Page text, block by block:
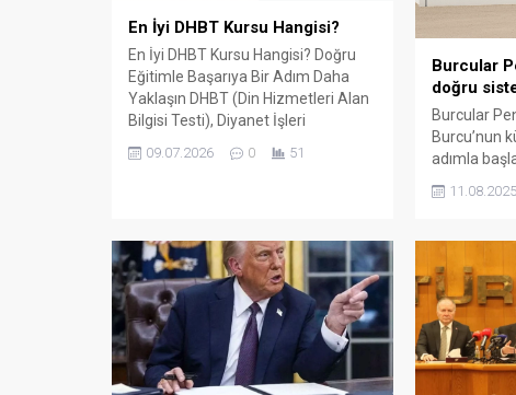
En İyi DHBT Kursu Hangisi?
En İyi DHBT Kursu Hangisi? Doğru
Eğitimle Başarıya Bir Adım Daha
Yaklaşın DHBT (Din Hizmetleri Alan
Bilgisi Testi), Diyanet İşleri
Başkanlığında görev almak isteyen
adaylar için büyük önem taşıyan bir
Ancak en sık sorulan sorulardan...
09.07.2026 0 51
Burcular
doğru
Burcular
Burcu’nun
adımla
kapalı
balkon, kış
küpeşte
sunuyor.
ile
aksesuar
11.08.2025